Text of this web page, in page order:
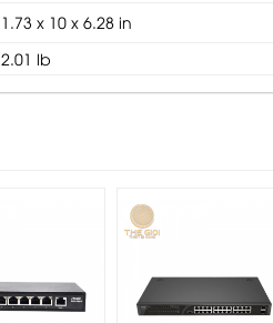
1.73 x 10 x 6.28 in
2.01 lb